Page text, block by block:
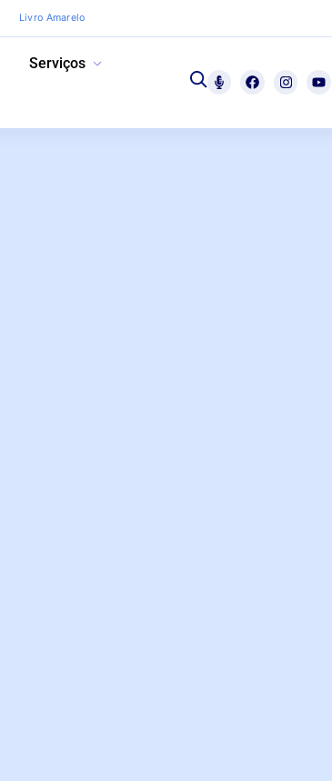
Livro Amarelo
Serviços